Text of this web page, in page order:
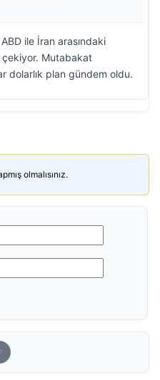
ile İran arasındaki
çekiyor. Mutabakat
dolarlık plan gündem oldu.
olmalısınız.